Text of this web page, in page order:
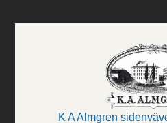
K A Almgren